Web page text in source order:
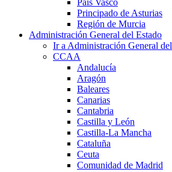
Principado de Asturias
Región de Murcia
Administración General del Estado
Ir a Administración General
CCAA
Andalucía
Aragón
Baleares
Canarias
Cantabria
Castilla y León
Castilla-La Mancha
Cataluña
Ceuta
Comunidad de Madrid